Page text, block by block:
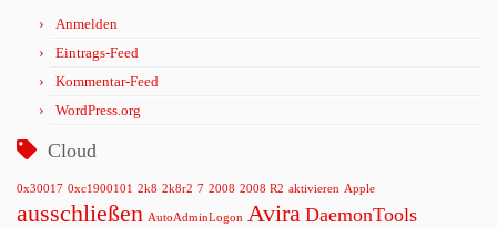
Anmelden
Eintrags-Feed
Kommentar-Feed
WordPress.org
Cloud
0x30017 0xc1900101 2k8 2k8r2 7 2008 2008 R2 aktivieren Apple
ausschließen AutoAdminLogon Avira DaemonTools